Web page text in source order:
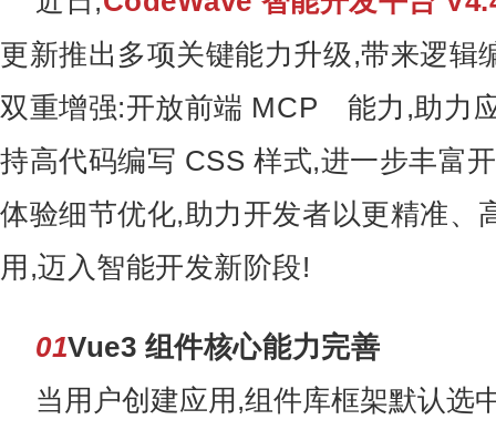
更新推出多项关键能力升级,带来逻辑
双重增强:开放前端 MCP
能力,助力
持高代码编写 CSS 样式,进一步丰富
体验细节优化,助力开发者以更精准、
用,迈入智能开发新阶段!
01Vue3 组件核心能力完善
当用户创建应用,组件库框架默认选